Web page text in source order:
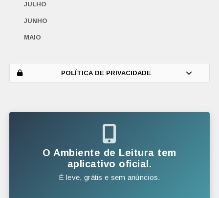
JULHO
JUNHO
MAIO
POLÍTICA DE PRIVACIDADE
O Ambiente de Leitura tem
aplicativo oficial.
É leve, grátis e sem anúncios.